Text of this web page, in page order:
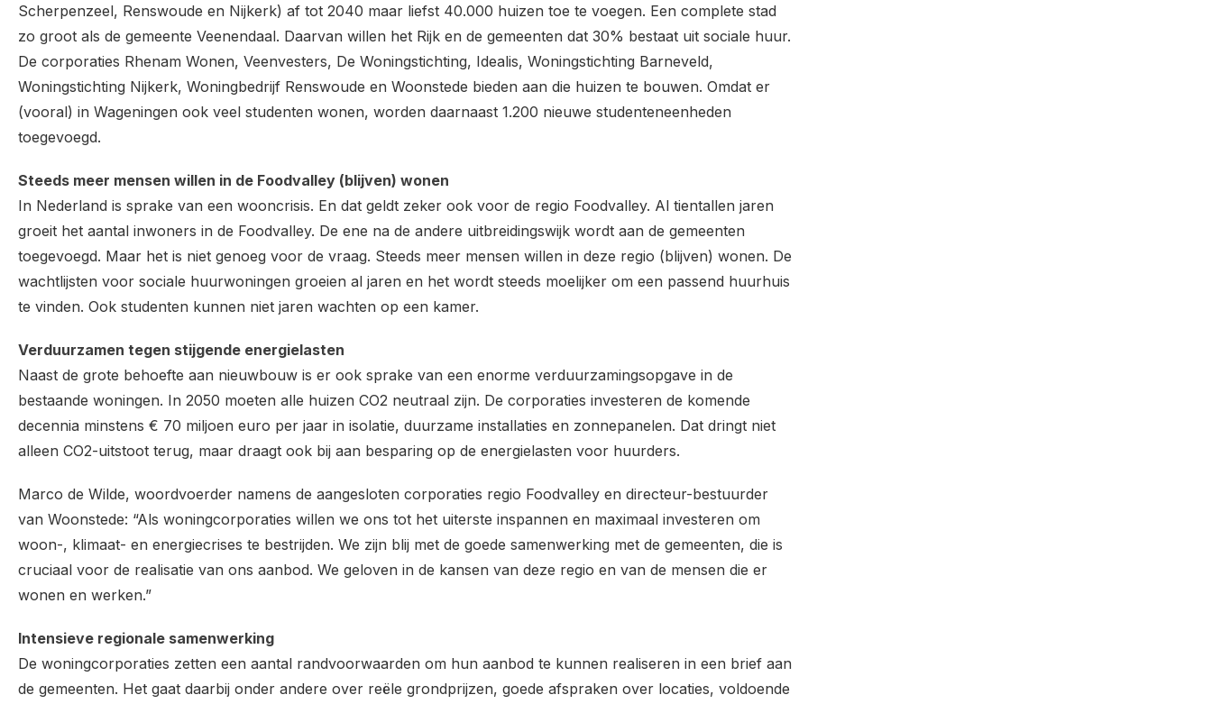
Scherpenzeel, Renswoude en Nijkerk) af tot 2040 maar liefst 40.000 huizen toe te voegen. Een complete stad
zo groot als de gemeente Veenendaal. Daarvan willen het Rijk en de gemeenten dat 30% bestaat uit sociale huur.
De corporaties Rhenam Wonen, Veenvesters, De Woningstichting, Idealis, Woningstichting Barneveld,
Woningstichting Nijkerk, Woningbedrijf Renswoude en Woonstede bieden aan die huizen te bouwen. Omdat er
(vooral) in Wageningen ook veel studenten wonen, worden daarnaast 1.200 nieuwe studenteneenheden
toegevoegd.
Steeds meer mensen willen in de Foodvalley (blijven) wonen
In Nederland is sprake van een wooncrisis. En dat geldt zeker ook voor de regio Foodvalley. Al tientallen jaren
groeit het aantal inwoners in de Foodvalley. De ene na de andere uitbreidingswijk wordt aan de gemeenten
toegevoegd. Maar het is niet genoeg voor de vraag. Steeds meer mensen willen in deze regio (blijven) wonen. De
wachtlijsten voor sociale huurwoningen groeien al jaren en het wordt steeds moelijker om een passend huurhuis
te vinden. Ook studenten kunnen niet jaren wachten op een kamer.
Verduurzamen tegen stijgende energielasten
Naast de grote behoefte aan nieuwbouw is er ook sprake van een enorme verduurzamingsopgave in de
bestaande woningen. In 2050 moeten alle huizen CO2 neutraal zijn. De corporaties investeren de komende
decennia minstens € 70 miljoen euro per jaar in isolatie, duurzame installaties en zonnepanelen. Dat dringt niet
alleen CO2-uitstoot terug, maar draagt ook bij aan besparing op de energielasten voor huurders.
Marco de Wilde, woordvoerder namens de aangesloten corporaties regio Foodvalley en directeur-bestuurder
van Woonstede: “Als woningcorporaties willen we ons tot het uiterste inspannen en maximaal investeren om
woon-, klimaat- en energiecrises te bestrijden. We zijn blij met de goede samenwerking met de gemeenten, die is
cruciaal voor de realisatie van ons aanbod. We geloven in de kansen van deze regio en van de mensen die er
wonen en werken.”
Intensieve regionale samenwerking
De woningcorporaties zetten een aantal randvoorwaarden om hun aanbod te kunnen realiseren in een brief aan
de gemeenten. Het gaat daarbij onder andere over reële grondprijzen, goede afspraken over locaties, voldoende